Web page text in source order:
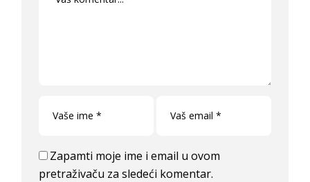
Zapamti moje ime i email u ovom
pretraživaču za sledeći komentar.